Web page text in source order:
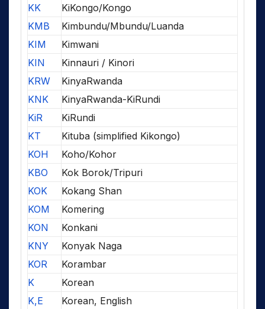
KK
KiKongo/Kongo
KMB
Kimbundu/Mbundu/Luanda
KIM
Kimwani
KIN
Kinnauri / Kinori
KRW
KinyaRwanda
KNK
KinyaRwanda-KiRundi
KiR
KiRundi
KT
Kituba (simplified Kikongo)
KOH
Koho/Kohor
KBO
Kok Borok/Tripuri
KOK
Kokang Shan
KOM
Komering
KON
Konkani
KNY
Konyak Naga
KOR
Korambar
K
Korean
K,E
Korean, English